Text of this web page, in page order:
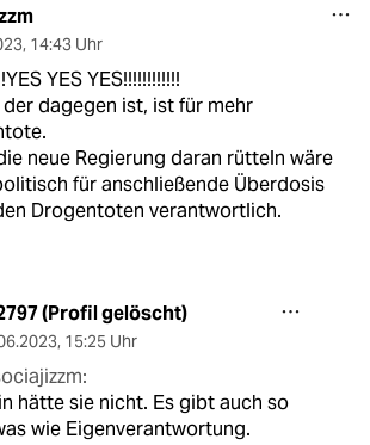
, 14:43 Uhr
YES YES!!!!!!!!!!!!
dagegen ist, ist für mehr
neue Regierung daran rütteln wäre
für anschließende Überdosis
Drogentoten verantwortlich.
(Profil gelöscht)
, 15:25 Uhr
hätte sie nicht. Es gibt auch so
wie Eigenverantwortung.